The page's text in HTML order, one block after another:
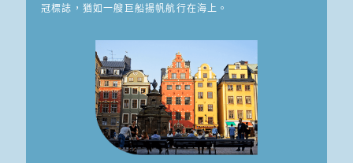
冠標誌，猶如一艘巨船揚帆航行在海上。